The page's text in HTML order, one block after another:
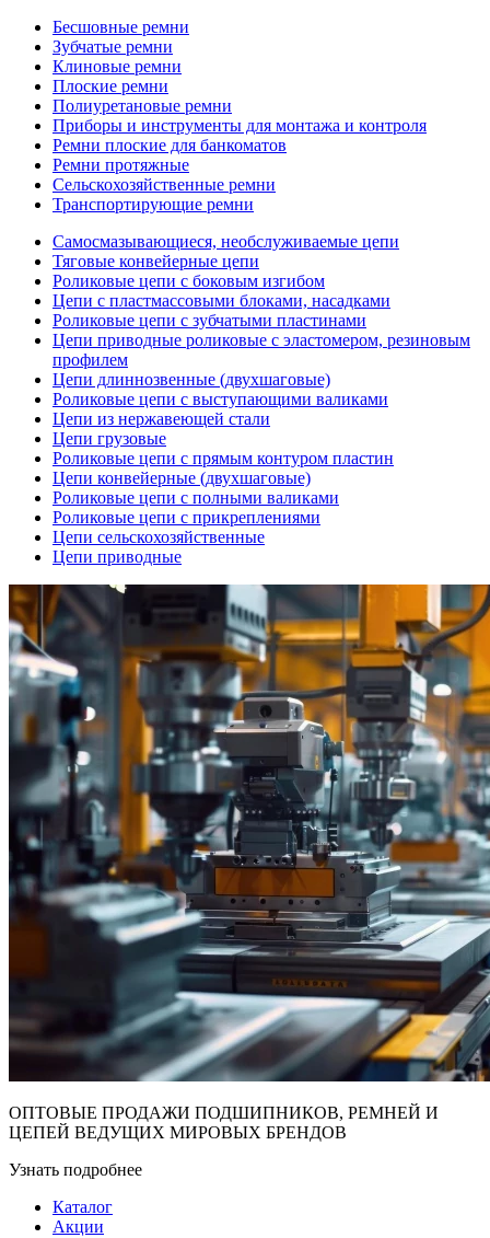
Бесшовные ремни
Зубчатые ремни
Клиновые ремни
Плоские ремни
Полиуретановые ремни
Приборы и инструменты для монтажа и контроля
Ремни плоские для банкоматов
Ремни протяжные
Сельскохозяйственные ремни
Транспортирующие ремни
Самосмазывающиеся, необслуживаемые цепи
Тяговые конвейерные цепи
Роликовые цепи с боковым изгибом
Цепи с пластмассовыми блоками, насадками
Роликовые цепи с зубчатыми пластинами
Цепи приводные роликовые с эластомером, резиновым
профилем
Цепи длиннозвенные (двухшаговые)
Роликовые цепи с выступающими валиками
Цепи из нержавеющей стали
Цепи грузовые
Роликовые цепи с прямым контуром пластин
Цепи конвейерные (двухшаговые)
Роликовые цепи с полными валиками
Роликовые цепи с прикреплениями
Цепи сельскохозяйственные
Цепи приводные
ОПТОВЫЕ ПРОДАЖИ ПОДШИПНИКОВ, РЕМНЕЙ И
ЦЕПЕЙ ВЕДУЩИХ МИРОВЫХ БРЕНДОВ
Узнать подробнее
Каталог
Акции